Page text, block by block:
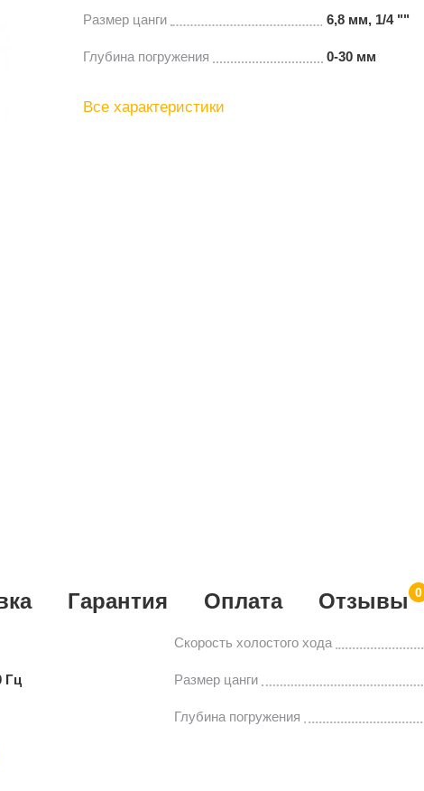
Размер цанги 6,8 мм, 1/4 ""
Глубина погружения 0-30 мм
Все характеристики
Гарантия Оплата 0
Отзывы
Гц
Скорость холостого хода
Размер цанги
Глубина погружения